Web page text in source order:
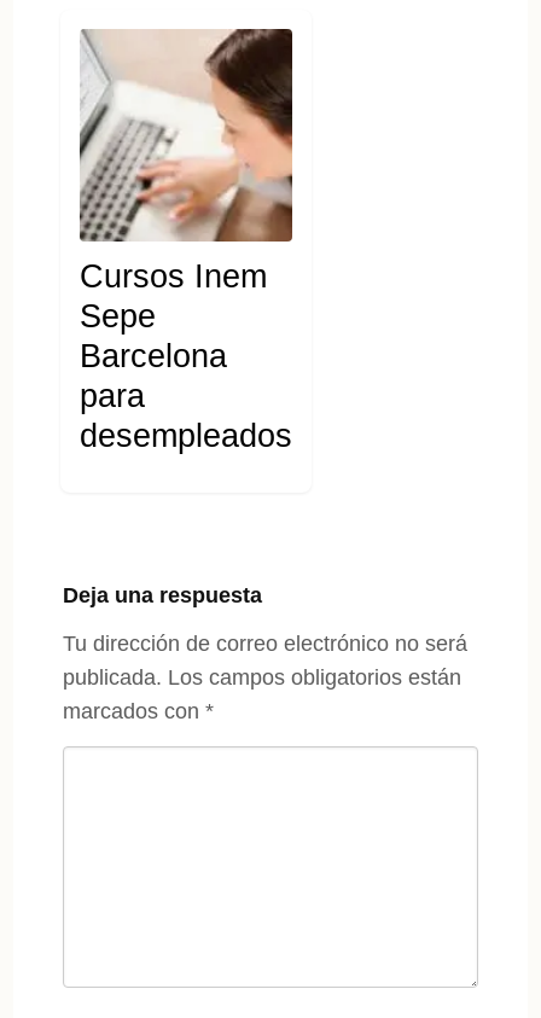
Cursos Inem
Sepe
Barcelona
para
desempleados
Deja una respuesta
Tu dirección de correo electrónico no será
publicada. Los campos obligatorios están
marcados con *